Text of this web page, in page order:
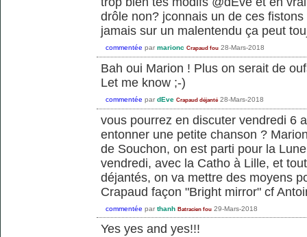
drôle non? jconnais un de ces
jamais sur un malentendu ça peut
commentée par marionc Crapaud fou 28-Mars-2018
Bah oui Marion ! Plus on serait de
Let me know ;-)
commentée par dEve Crapaud déjanté 28-Mars-2018
vous pourrez en discuter vendredi 6
entonner une petite chanson ?
de Souchon, on est parti pour la
vendredi, avec la Catho à Lille, et
déjantés, on va mettre des moyens
Crapaud façon "Bright mirror" cf
commentée par thanh Batracien fou 29-Mars-2018
Yes yes and yes!!!